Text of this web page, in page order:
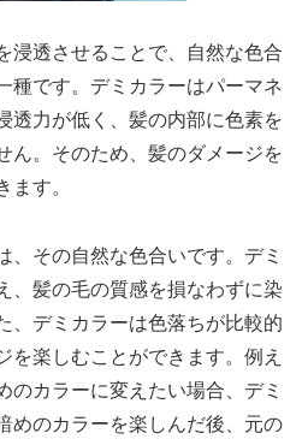
浸透させることで、自然な色合
種です。デミカラーはパーマネ
透力が低く、髪の内部に色素を
ん。そのため、髪のダメージを
ます。
、その自然な色合いです。デミ
、髪の毛の質感を損なわずに染
、デミカラーは色落ちが比較的
を楽しむことができます。例え
のカラーに変えたい場合、デミ
めのカラーを楽しんだ後、元の